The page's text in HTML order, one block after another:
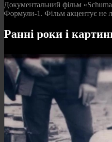
Документальний фільм
Формули‑1. Фільм акцентує не
Ранні роки і